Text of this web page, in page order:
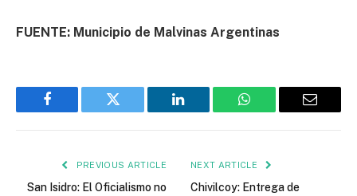
FUENTE: Municipio de Malvinas Argentinas
Facebook Twitter LinkedIn WhatsApp Email
PREVIOUS ARTICLE
San Isidro: El Oficialismo no
NEXT ARTICLE
Chivilcoy: Entrega de